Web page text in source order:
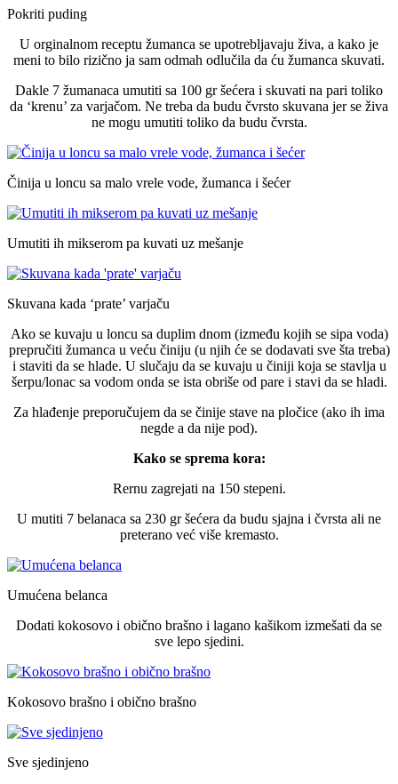
Pokriti puding
U orginalnom receptu žumanca se upotrebljavaju živa, a kako je
meni to bilo rizično ja sam odmah odlučila da ću žumanca skuvati.
Dakle 7 žumanaca umutiti sa 100 gr šećera i skuvati na pari toliko
da ‘krenu’ za varjačom. Ne treba da budu čvrsto skuvana jer se živa
ne mogu umutiti toliko da budu čvrsta.
Činija u loncu sa malo vrele vode, žumanca i šećer
Umutiti ih mikserom pa kuvati uz mešanje
Skuvana kada ‘prate’ varjaču
Ako se kuvaju u loncu sa duplim dnom (između kojih se sipa voda)
prepručiti žumanca u veću činiju (u njih će se dodavati sve šta treba)
i staviti da se hlade. U slučaju da se kuvaju u činiji koja se stavlja u
šerpu/lonac sa vodom onda se ista obriše od pare i stavi da se hladi.
Za hlađenje preporučujem da se činije stave na pločice (ako ih ima
negde a da nije pod).
Kako se sprema kora:
Rernu zagrejati na 150 stepeni.
U mutiti 7 belanaca sa 230 gr šećera da budu sjajna i čvrsta ali ne
preterano već više kremasto.
Umućena belanca
Dodati kokosovo i obično brašno i lagano kašikom izmešati da se
sve lepo sjedini.
Kokosovo brašno i obično brašno
Sve sjedinjeno